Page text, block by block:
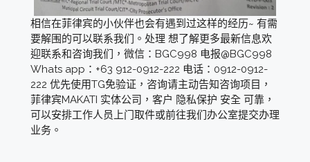
相信在菲律宾的小伙伴也会有遇到过这样的经历~ 有需
要解围的可以联系我们。处理 想了解更多最新信息欢
迎联系和咨询我们，微信：BGC998 电报@BGC998
Whats app：+63 912-0912-222 电话：0912-0912-
222 优先使用TG免验证，咨询请主动告知咨询项目，
菲律宾MAKATI 实体公司，客户 隐私保护 安全 可靠，
可以安排工作人员上门取件或前往我们办公室提交办理
业务。